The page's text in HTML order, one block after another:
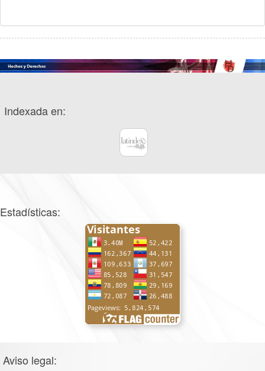
Indexada en:
Estadísticas:
Aviso legal: